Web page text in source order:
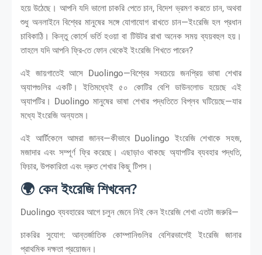
হয়ে উঠেছে। আপনি যদি ভালো চাকরি পেতে চান, বিদেশ ভ্রমণ করতে চান, অথবা
শুধু অনলাইনে বিশ্বের মানুষের সঙ্গে যোগাযোগ রাখতে চান—ইংরেজি হল প্রধান
চাবিকাঠি। কিন্তু কোর্সে ভর্তি হওয়া বা টিউটর রাখা অনেক সময় ব্যয়বহুল হয়।
তাহলে যদি আপনি ফ্রি-তে ফোন থেকেই ইংরেজি শিখতে পারেন?
এই জায়গাতেই আসে Duolingo—বিশ্বের সবচেয়ে জনপ্রিয় ভাষা শেখার
অ্যাপগুলির একটি। ইতিমধ্যেই ৫০ কোটির বেশি ডাউনলোড হয়েছে এই
অ্যাপটির। Duolingo মানুষের ভাষা শেখার পদ্ধতিতে বিপ্লব ঘটিয়েছে—যার
মধ্যে ইংরেজি অন্যতম।
এই আর্টিকেলে আমরা জানব—কীভাবে Duolingo ইংরেজি শেখাকে সহজ,
মজাদার এবং সম্পূর্ণ ফ্রি করেছে। এছাড়াও থাকছে অ্যাপটির ব্যবহার পদ্ধতি,
ফিচার, উপকারিতা এবং দ্রুত শেখার কিছু টিপস।
🌍 কেন ইংরেজি শিখবেন?
Duolingo ব্যবহারের আগে চলুন জেনে নিই কেন ইংরেজি শেখা এতটা জরুরি—
চাকরির সুযোগ: আন্তর্জাতিক কোম্পানিগুলির বেশিরভাগেই ইংরেজি জানার
প্রাথমিক দক্ষতা প্রয়োজন।